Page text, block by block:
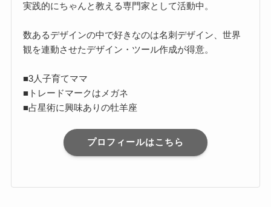
実践的にちゃんと教える専門家として活動中。
数あるデザインの中で好きなのは名刺デザイン、世界
観を連動させたデザイン・ツール作成が得意。
■3人子育てママ
■トレードマークはメガネ
■占星術に興味ありの牡羊座
プロフィールはこちら